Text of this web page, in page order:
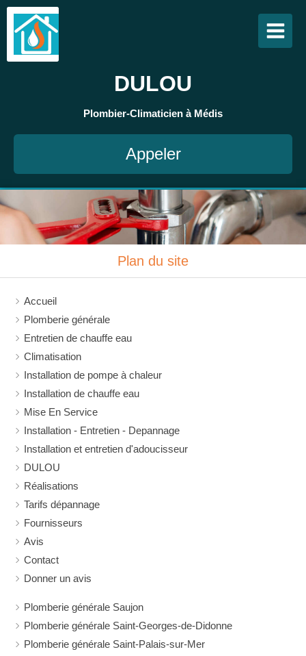
DULOU
Plombier-Climaticien à Médis
Appeler
Plan du site
Accueil
Plomberie générale
Entretien de chauffe eau
Climatisation
Installation de pompe à chaleur
Installation de chauffe eau
Mise En Service
Installation - Entretien - Depannage
Installation et entretien d'adoucisseur
DULOU
Réalisations
Tarifs dépannage
Fournisseurs
Avis
Contact
Donner un avis
Plomberie générale Saujon
Plomberie générale Saint-Georges-de-Didonne
Plomberie générale Saint-Palais-sur-Mer